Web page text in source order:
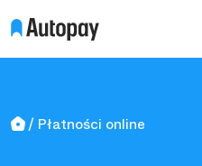
Płatności online